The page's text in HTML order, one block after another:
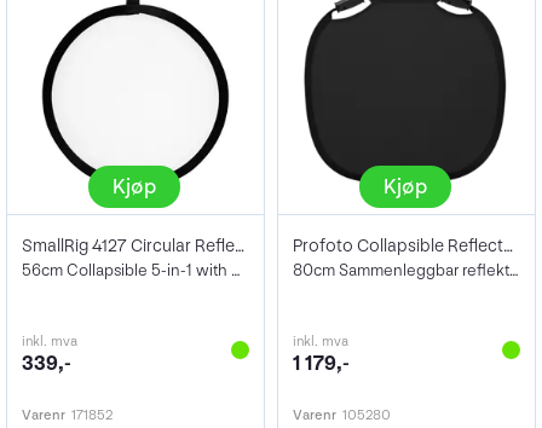
Kjøp
SmallRig 4127 Circular Reflector
56cm Collapsible 5-in-1 with Handle
inkl. mva
339,-
Varenr 171852
Kjøp
Profoto Collapsible Reflector Bl/Hw M
80cm Sammenleggbar reflektor Sort/Hvit
inkl. mva
1 179,-
Varenr 105280